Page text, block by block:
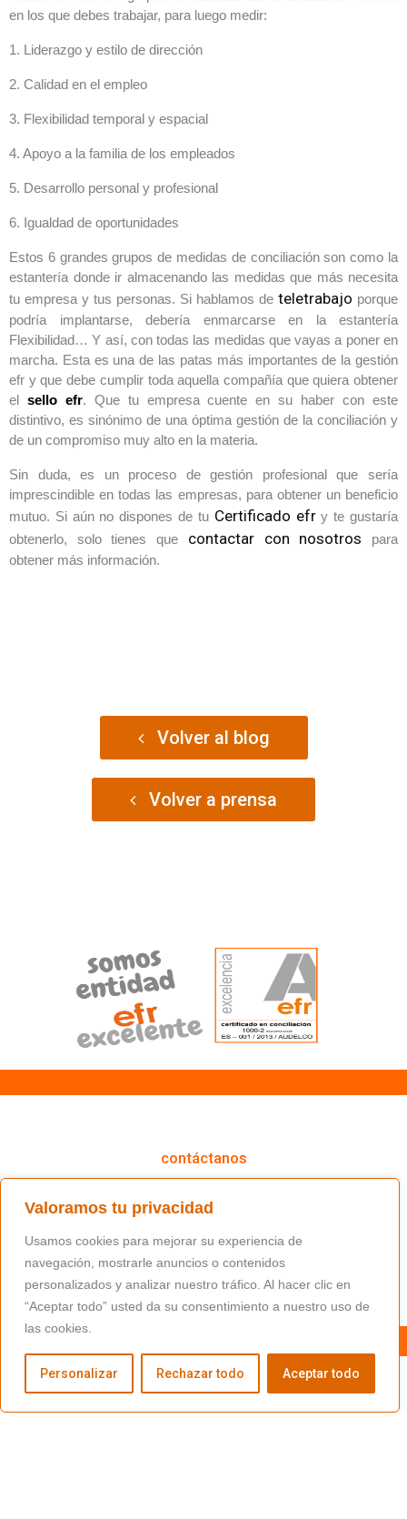
Valoramos tu privacidad
Usamos cookies para mejorar su experiencia de
navegación, mostrarle anuncios o contenidos
personalizados y analizar nuestro tráfico. Al hacer clic en
“Aceptar todo” usted da su consentimiento a nuestro uso de
las cookies.
Personalizar Rechazar todo Aceptar todo
en los que debes trabajar, para luego medir:
1. Liderazgo y estilo de dirección
2. Calidad en el empleo
3. Flexibilidad temporal y espacial
4. Apoyo a la familia de los empleados
5. Desarrollo personal y profesional
6. Igualdad de oportunidades
Estos 6 grandes grupos de medidas de conciliación son como la
estantería donde ir almacenando las medidas que más necesita
tu empresa y tus personas. Si hablamos de teletrabajo porque
podría implantarse, debería enmarcarse en la estantería
Flexibilidad… Y así, con todas las medidas que vayas a poner en
marcha. Esta es una de las patas más importantes de la gestión
efr y que debe cumplir toda aquella compañía que quiera obtener
el sello efr. Que tu empresa cuente en su haber con este
distintivo, es sinónimo de una óptima gestión de la conciliación y
de un compromiso muy alto en la materia.
Sin duda, es un proceso de gestión profesional que sería
imprescindible en todas las empresas, para obtener un beneficio
mutuo. Si aún no dispones de tu Certificado efry te gustaría
obtenerlo, solo tienes que contactar con nosotros para
obtener más información.
Volver al blog
Volver a prensa
contáctanos
(+34) 91 766 98 56 / fundacion@masfamilia.org
síguenos en nuestras redes sociales